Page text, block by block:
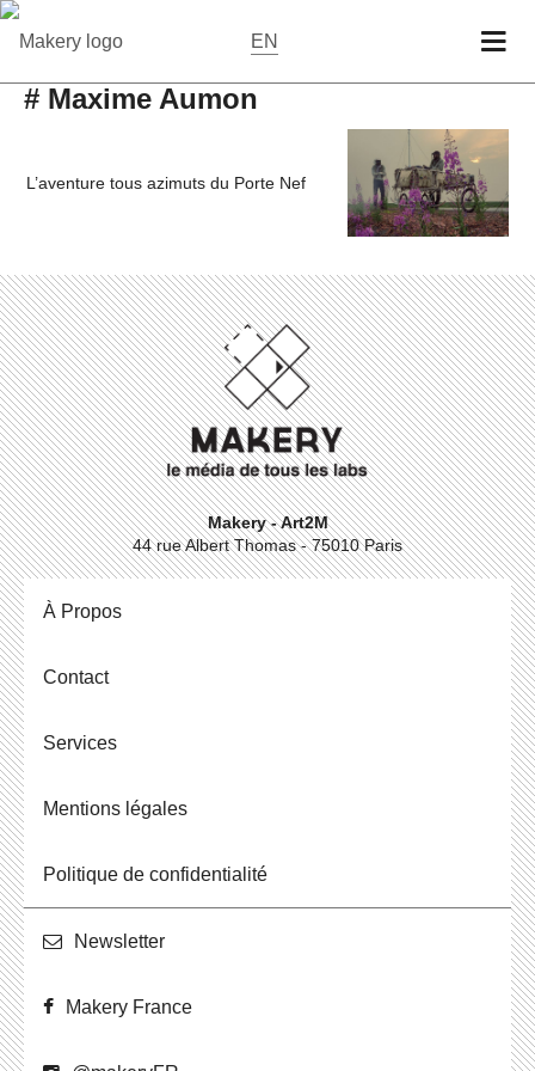
EN
# Maxime Aumon
L’aventure tous azimuts du Porte Nef
Makery - Art2M
44 rue Albert Thomas - 75010 Paris
À Propos
Contact
Ser­vices
Men­tions légales
Po­li­tique de confidentialité
News­let­ter
Makery France